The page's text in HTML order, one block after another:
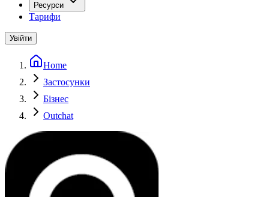
Ресурси
Тарифи
Увійти
Home
Застосунки
Бізнес
Outchat